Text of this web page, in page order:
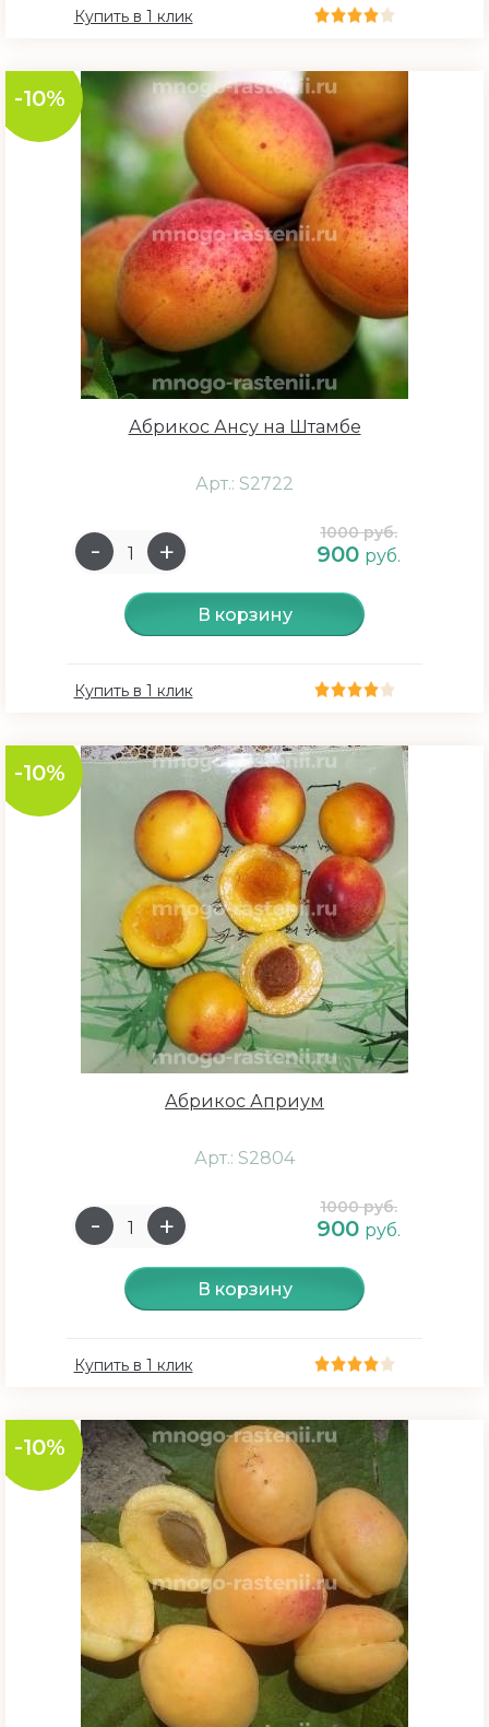
Купить в 1 клик
-10%
Абрикос Ансу на Штамбе
Арт.: S2722
1000 руб.
900 руб.
В корзину
Купить в 1 клик
-10%
Абрикос Априум
Арт.: S2804
1000 руб.
900 руб.
В корзину
Купить в 1 клик
-10%